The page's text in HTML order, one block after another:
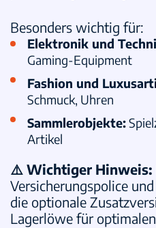
Besonders wichtig für:
Elektronik und
Gaming-Equipment
Fashion und
Schmuck, Uhren
Sammlerobjekte:
Artikel
⚠️ Wichtiger Hinweis:
Versicherungspolice
die optionale
Lagerlöwe für